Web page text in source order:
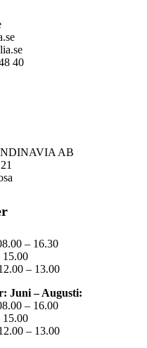
40
AB
– 16.30
15.00
– 13.00
Juni – Augusti:
– 16.00
15.00
– 13.00